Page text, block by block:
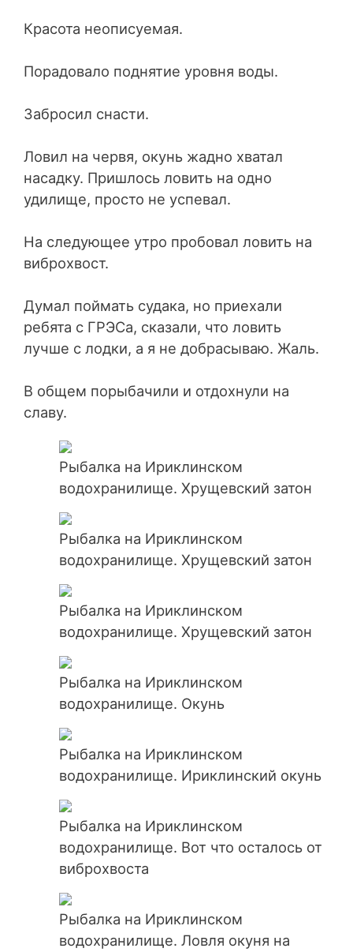
Красота неописуемая.
Порадовало поднятие уровня воды.
Забросил снасти.
Ловил на червя, окунь жадно хватал
насадку. Пришлось ловить на одно
удилище, просто не успевал.
На следующее утро пробовал ловить на
виброхвост.
Думал поймать судака, но приехали
ребята с ГРЭСа, сказали, что ловить
лучше с лодки, а я не добрасываю. Жаль.
В общем порыбачили и отдохнули на
славу.
Рыбалка на Ириклинском
водохранилище. Хрущевский затон
Рыбалка на Ириклинском
водохранилище. Хрущевский затон
Рыбалка на Ириклинском
водохранилище. Хрущевский затон
Рыбалка на Ириклинском
водохранилище. Окунь
Рыбалка на Ириклинском
водохранилище. Ириклинский окунь
Рыбалка на Ириклинском
водохранилище. Вот что осталось от
виброхвоста
Рыбалка на Ириклинском
водохранилище. Ловля окуня на